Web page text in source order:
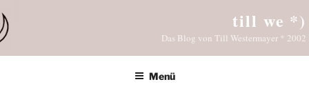
Inhalt
springen
till we *)
Das Blog von Till Westermayer * 2002
Menü